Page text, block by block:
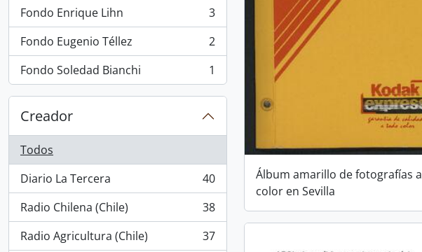
Fondo Enrique Lihn
, 3 resultados
3
Fondo Eugenio Téllez
, 2 resultados
2
Fondo Soledad Bianchi
, 1 resultados 1
Creador
Todos
Diario La Tercera
, 40 resultados
40
Radio Chilena (Chile)
, 38 resultados
38
Radio Agricultura (Chile)
, 37 resultados
37
Álbum amarillo de fotografías a
color en Sevilla